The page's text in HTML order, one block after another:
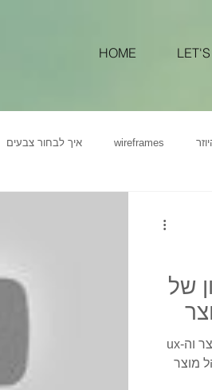
HOME
wireframes איך לבחור צבעים
של
אני שמחה לתרום לקהילה ולראיין אנשים מתחום המוצר וה-ux
ראיון עם מנהל מוצר